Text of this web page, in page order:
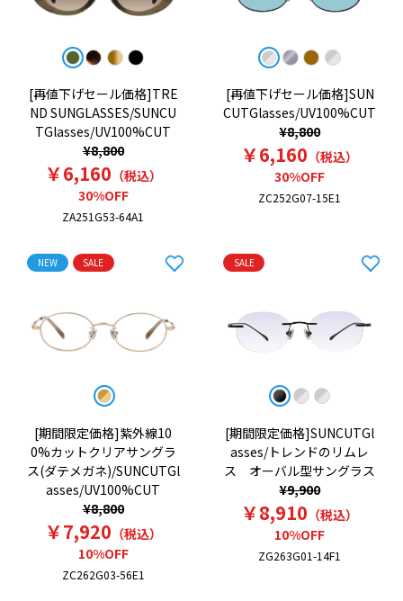
[再値下げセール価格]TRE
ND SUNGLASSES/SUNCU
TGlasses/UV100%CUT
¥8,800
￥6,160 （税込）
30%OFF
ZA251G53-64A1
[再値下げセール価格]SUN
CUTGlasses/UV100%CUT
¥8,800
￥6,160 （税込）
30%OFF
ZC252G07-15E1
NEW SALE
[期間限定価格]紫外線10
0%カットクリアサングラ
ス(ダテメガネ)/SUNCUTGl
asses/UV100%CUT
¥8,800
￥7,920 （税込）
10%OFF
ZC262G03-56E1
SALE
[期間限定価格]SUNCUTGl
asses/トレンドのリムレ
ス オーバル型サングラス
¥9,900
￥8,910 （税込）
10%OFF
ZG263G01-14F1